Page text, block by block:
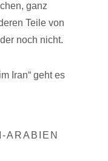
ganz
Teile von
noch nicht.
Iran“ geht es
ARABIEN